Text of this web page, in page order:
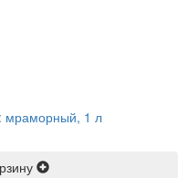
мраморный, 1 л